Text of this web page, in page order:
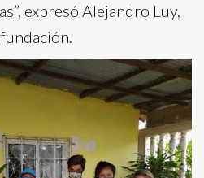
expresó Alejandro Luy,